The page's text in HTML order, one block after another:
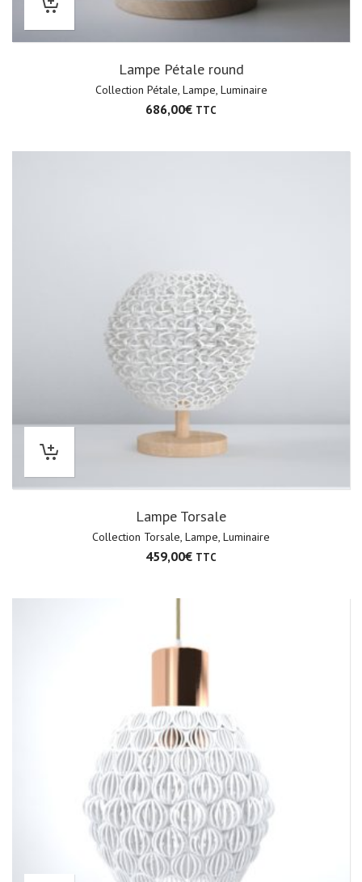
Lampe Pétale round
Collection Pétale, Lampe, Luminaire
686,00€ TTC
Lampe Torsale
Collection Torsale, Lampe, Luminaire
459,00€ TTC